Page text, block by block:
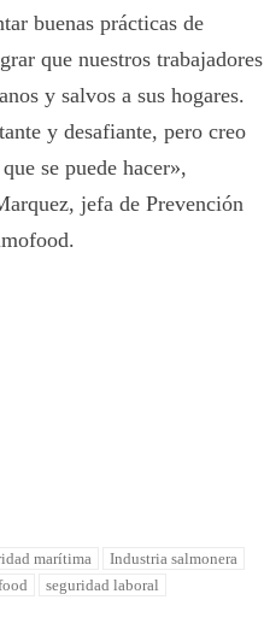
buenas prácticas de
que nuestros trabajadores
y salvos a sus hogares.
y desafiante, pero creo
se puede hacer»,
jefa de Prevención
marítima
Industria salmonera
seguridad laboral